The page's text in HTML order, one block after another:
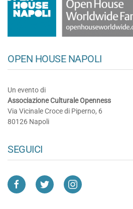
OPEN HOUSE NAPOLI
Un evento di
Associazione Culturale Openness
Via Vicinale Croce di Piperno, 6
80126 Napoli
SEGUICI